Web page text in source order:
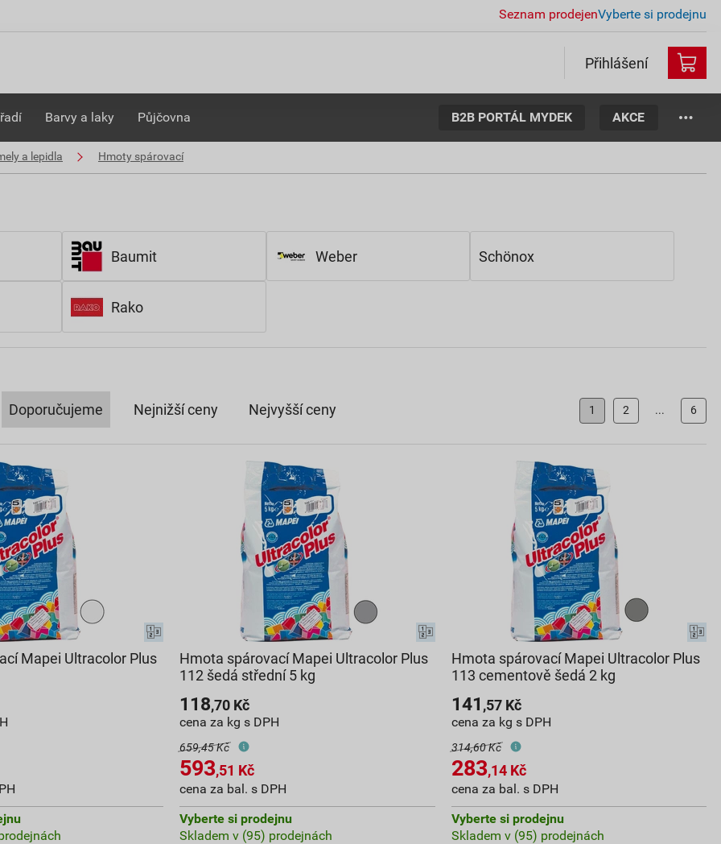
Seznam prodejenVyberte si prodejnu
Přihlášení
Barvy a laky Půjčovna B2B PORTÁL MYDEK AKCE
a lepidla Hmoty spárovací
Baumit Weber Schönox
Rako
Doporučujeme Nejnižší ceny Nejvyšší ceny 1 2 ... 6
Mapei Ultracolor Plus
Hmota spárovací Mapei Ultracolor Plus
112 šedá střední 5 kg
118,70 Kč
cena za kg s DPH
659,45 Kč
593,51 Kč
cena za bal. s DPH
Vyberte si prodejnu
Skladem v (95) prodejnách
Hmota spárovací Mapei Ultracolor Plus
113 cementově šedá 2 kg
141 ,57Kč
cena za kg s DPH
314,60 Kč
283,14Kč
cena za bal. s DPH
Vyberte si prodejnu
Skladem v (95) prodejnách